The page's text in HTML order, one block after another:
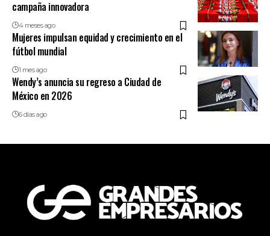
campaña innovadora
4 meses ago
Mujeres impulsan equidad y crecimiento en el
fútbol mundial
1 mes ago
Wendy’s anuncia su regreso a Ciudad de
México en 2026
6 días ago